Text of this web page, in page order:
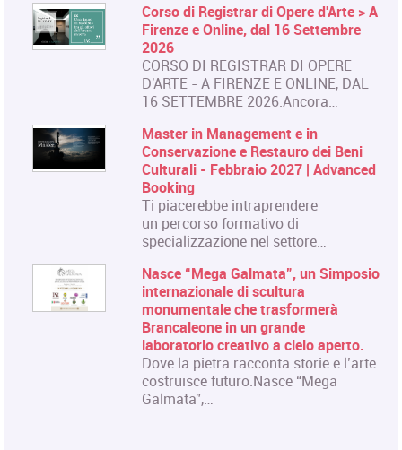
Corso di Registrar di Opere d'Arte > A
Firenze e Online, dal 16 Settembre
2026
CORSO DI REGISTRAR DI OPERE
D'ARTE - A FIRENZE E ONLINE, DAL
16 SETTEMBRE 2026.Ancora…
Master in Management e in
Conservazione e Restauro dei Beni
Culturali - Febbraio 2027 | Advanced
Booking
Ti piacerebbe intraprendere
un percorso formativo di
specializzazione nel settore…
Nasce “Mega Galmata”, un Simposio
internazionale di scultura
monumentale che trasformerà
Brancaleone in un grande
laboratorio creativo a cielo aperto.
Dove la pietra racconta storie e l’arte
costruisce futuro.Nasce “Mega
Galmata”,…